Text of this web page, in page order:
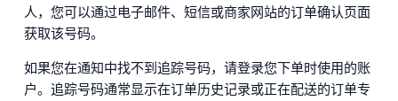
人，您可以通过电子邮件、短信或商家网站的订单确认页面
获取该号码。
如果您在通知中找不到追踪号码，请登录您下单时使用的账
户。追踪号码通常显示在订单历史记录或正在配送的订单专